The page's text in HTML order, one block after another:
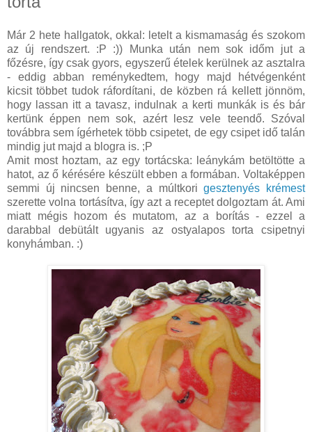
Már 2 hete hallgatok, okkal: letelt a kismamaság és szokom
az új rendszert. :P :)) Munka után nem sok időm jut a
főzésre, így csak gyors, egyszerű ételek kerülnek az asztalra
- eddig abban reménykedtem, hogy majd hétvégenként
kicsit többet tudok ráfordítani, de közben rá kellett jönnöm,
hogy lassan itt a tavasz, indulnak a kerti munkák is és bár
kertünk éppen nem sok, azért lesz vele teendő. Szóval
továbbra sem ígérhetek több csipetet, de egy csipet idő talán
mindig jut majd a blogra is. ;P
Amit most hoztam, az egy tortácska: leánykám betöltötte a
hatot, az ő kérésére készült ebben a formában. Voltaképpen
semmi új nincsen benne, a múltkorigesztenyés krémest
szerette volna tortásítva, így azt a receptet dolgoztam át. Ami
miatt mégis hozom és mutatom, az a borítás - ezzel a
darabbal debütált ugyanis az ostyalapos torta csipetnyi
konyhámban. :)